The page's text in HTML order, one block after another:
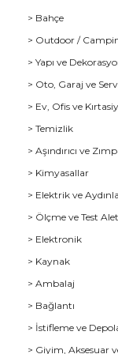
> Bahçe
> Outdoor /
> Yapı ve
> Oto, Garaj ve
> Ev, Ofis ve
> Temizlik
> Aşındırıcı ve
> Kimyasallar
> Elektrik ve
> Ölçme ve Test
> Elektronik
> Kaynak
> Ambalaj
> Bağlantı
> İstifleme ve
> Giyim, Aksesuar